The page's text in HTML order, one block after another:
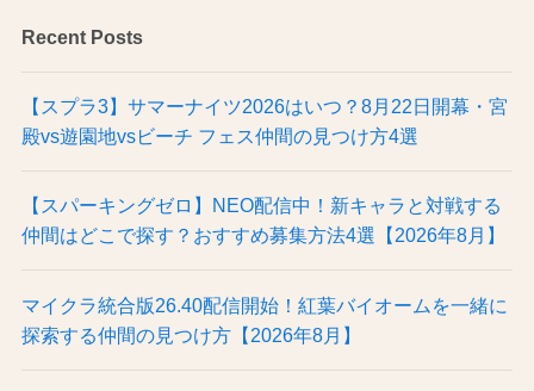
Recent Posts
【スプラ3】サマーナイツ2026はいつ？8月22日開幕・宮
殿vs遊園地vsビーチ フェス仲間の見つけ方4選
【スパーキングゼロ】NEO配信中！新キャラと対戦する
仲間はどこで探す？おすすめ募集方法4選【2026年8月】
マイクラ統合版26.40配信開始！紅葉バイオームを一緒に
探索する仲間の見つけ方【2026年8月】